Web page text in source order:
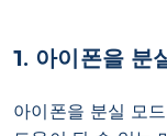
1. 아이폰을 분
아이폰을 분실 모